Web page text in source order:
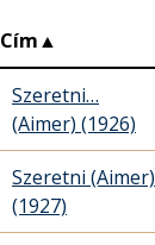
Cím▲
Szeretni…
(Aimer) (1926)
Szeretni (Aimer)
(1927)